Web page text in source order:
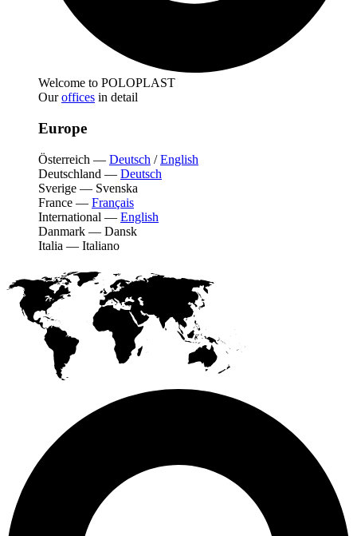
Welcome to POLOPLAST
Ouroffices in detail
Europe
Österreich — Deutsch /English
Deutschland — Deutsch
Sverige — Svenska
France — Français
International — English
Danmark — Dansk
Italia — Italiano